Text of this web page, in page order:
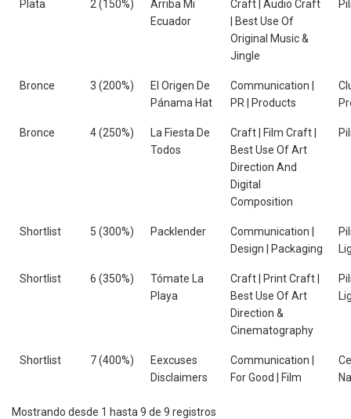
Plata 2 (150%)
Arriba Mi
Ecuador
Craft | Audio Craft
| Best Use Of
Original Music &
Jingle
Bronce 3 (200%)
El Origen De
Pánama Hat
Communication |
PR | Products
Bronce 4 (250%)
La Fiesta De
Todos
Craft | Film Craft |
Best Use Of Art
Direction And
Digital
Composition
Shortlist 5 (300%) Packlender
Communication |
Design | Packaging
Shortlist 6 (350%)
Tómate La
Playa
Craft | Print Craft |
Best Use Of Art
Direction &
Cinematography
Shortlist 7 (400%)
Eexcuses
Disclaimers
Communication |
For Good | Film
Mostrando desde 1 hasta 9 de 9 registros